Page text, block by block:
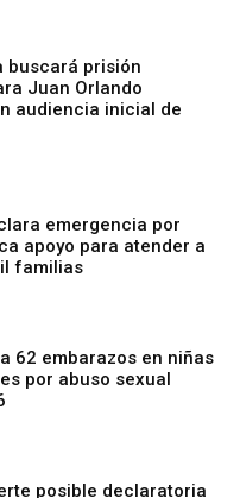
buscará prisión
Juan Orlando
audiencia inicial de
emergencia por
apoyo para atender a
familias
62 embarazos en niñas
por abuso sexual
posible declaratoria